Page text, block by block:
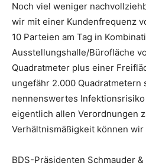
Noch viel weniger
wir mit einer Kundenfrequenz
10 Parteien am Tag in
Ausstellungshalle/Bürofläche
Quadratmeter plus einer
ungefähr 2.000 Quadratmetern
nennenswertes
eigentlich allen Verordnungen
Verhältnismäßigkeit können
BDS-Präsidenten Schmauder